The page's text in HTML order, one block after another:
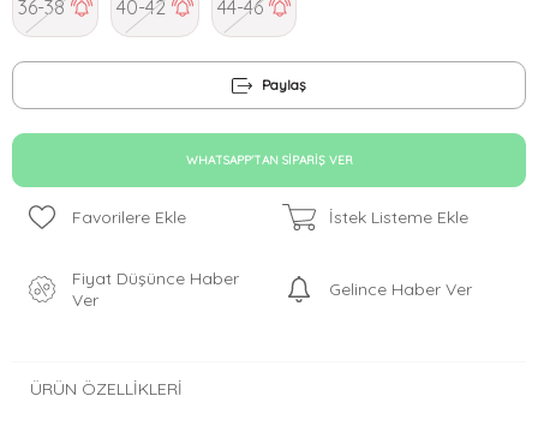
36-38 40-42 44-46
Paylaş
WHATSAPP'TAN SIPARIŞ VER
Favorilere Ekle İstek Listeme Ekle
Fiyat Düşünce Haber
Ver
Gelince Haber Ver
ÜRÜN ÖZELLIKLERI